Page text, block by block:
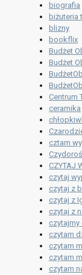
biografia
biżuteria
blizny
bookflix
Budżet
Budżet
Centrum
ceramika
cztam
CZYTAJ
czytaj
czytaj z
czytaj z
czytaj z
czytam
czytam
czytam
czytam